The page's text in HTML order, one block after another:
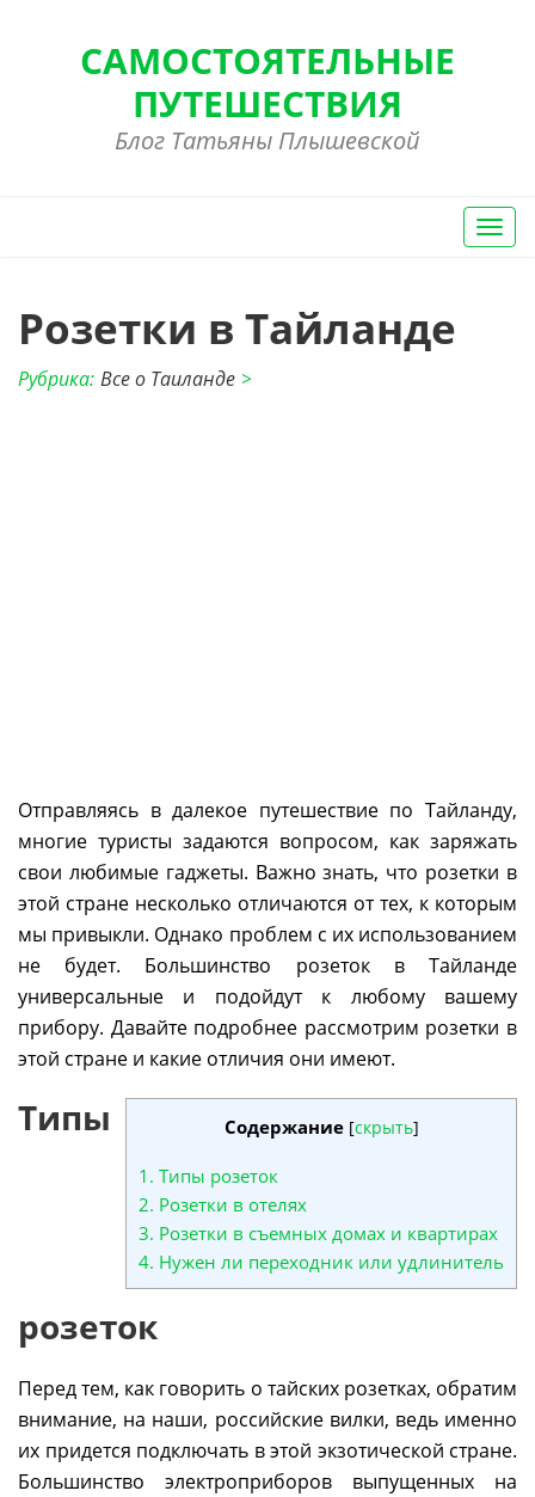
САМОСТОЯТЕЛЬНЫЕ
ПУТЕШЕСТВИЯ
Блог Татьяны Плышевской
Вкл/
Розетки в Тайланде
>
Рубрика: Все о Таиланде
Отправляясь в далекое путешествие по Тайланду,
многие туристы задаются вопросом, как заряжать
свои любимые гаджеты. Важно знать, что розетки в
этой стране несколько отличаются от тех, к которым
мы привыкли. Однако проблем с их использованием
не будет. Большинство розеток в Тайланде
универсальные и подойдут к любому вашему
прибору. Давайте подробнее рассмотрим розетки в
этой стране и какие отличия они имеют.
Содержание [скрыть]
1. Типы розеток
2. Розетки в отелях
3. Розетки в съемных домах и квартирах
4. Нужен ли переходник или удлинитель
Типы
розеток
Перед тем, как говорить о тайских розетках, обратим
внимание, на наши, российские вилки, ведь именно
их придется подключать в этой экзотической стране.
Большинство электроприборов выпущенных на